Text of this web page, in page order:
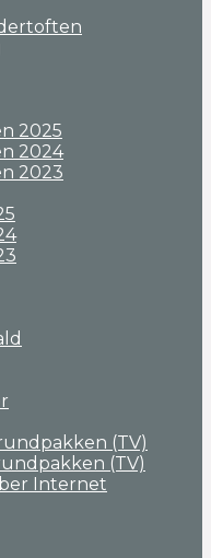
2025
2024
2023
(TV)
(TV)
Internet